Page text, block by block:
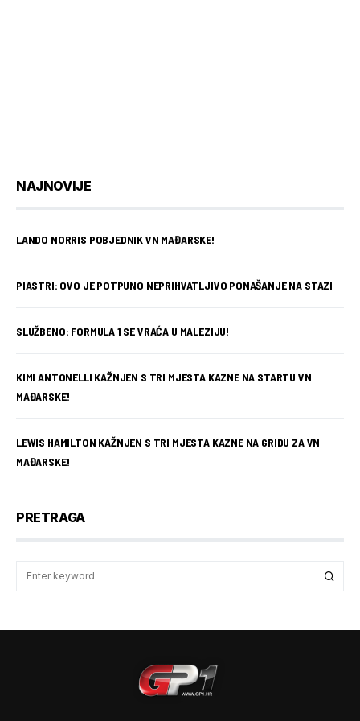
NAJNOVIJE
LANDO NORRIS POBJEDNIK VN MAĐARSKE!
PIASTRI: OVO JE POTPUNO NEPRIHVATLJIVO PONAŠANJE NA STAZI
SLUŽBENO: FORMULA 1 SE VRAĆA U MALEZIJU!
KIMI ANTONELLI KAŽNJEN S TRI MJESTA KAZNE NA STARTU VN
MAĐARSKE!
LEWIS HAMILTON KAŽNJEN S TRI MJESTA KAZNE NA GRIDU ZA VN
MAĐARSKE!
PRETRAGA